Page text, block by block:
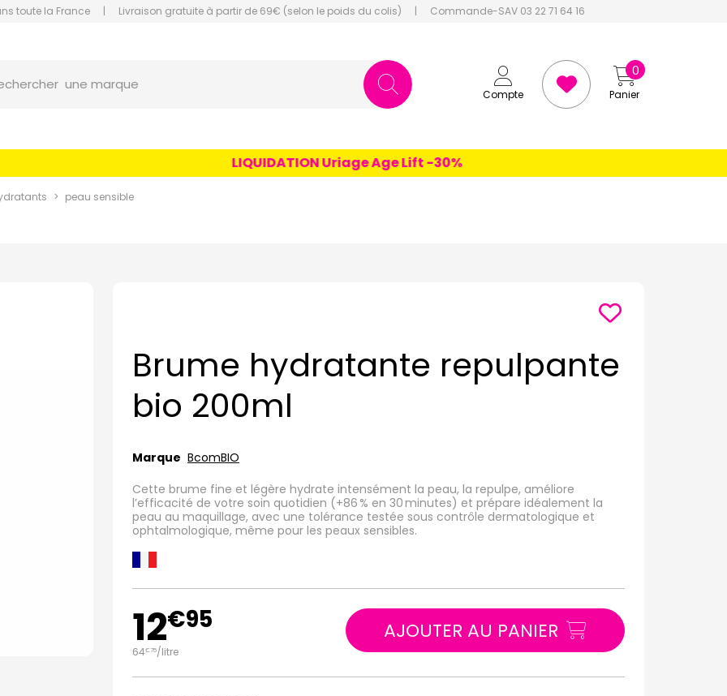
toute la France | Livraison gratuite à partir de 69€ (selon le poids du colis) | Commande-SAV 03 22 71 64 16
Compte Panier
0
une marque
LIQUIDATION Uriage Age Lift -30%
peau sensible
Brume hydratante repulpante
bio 200ml
Marque BcomBIO
Cette brume fine et légère hydrate intensément la peau, la repulpe, améliore
l’efficacité de votre soin quotidien (+86 % en 30 minutes) et prépare idéalement la
peau au maquillage, avec une tolérance testée sous contrôle dermatologique et
ophtalmologique, même pour les peaux sensibles.
12€95
64€75/litre
AJOUTER AU PANIER